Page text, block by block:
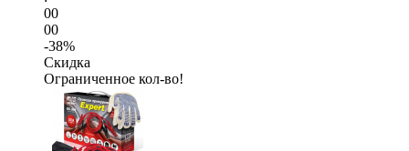
00
00
-38%
Скидка
Ограниченное кол-во!